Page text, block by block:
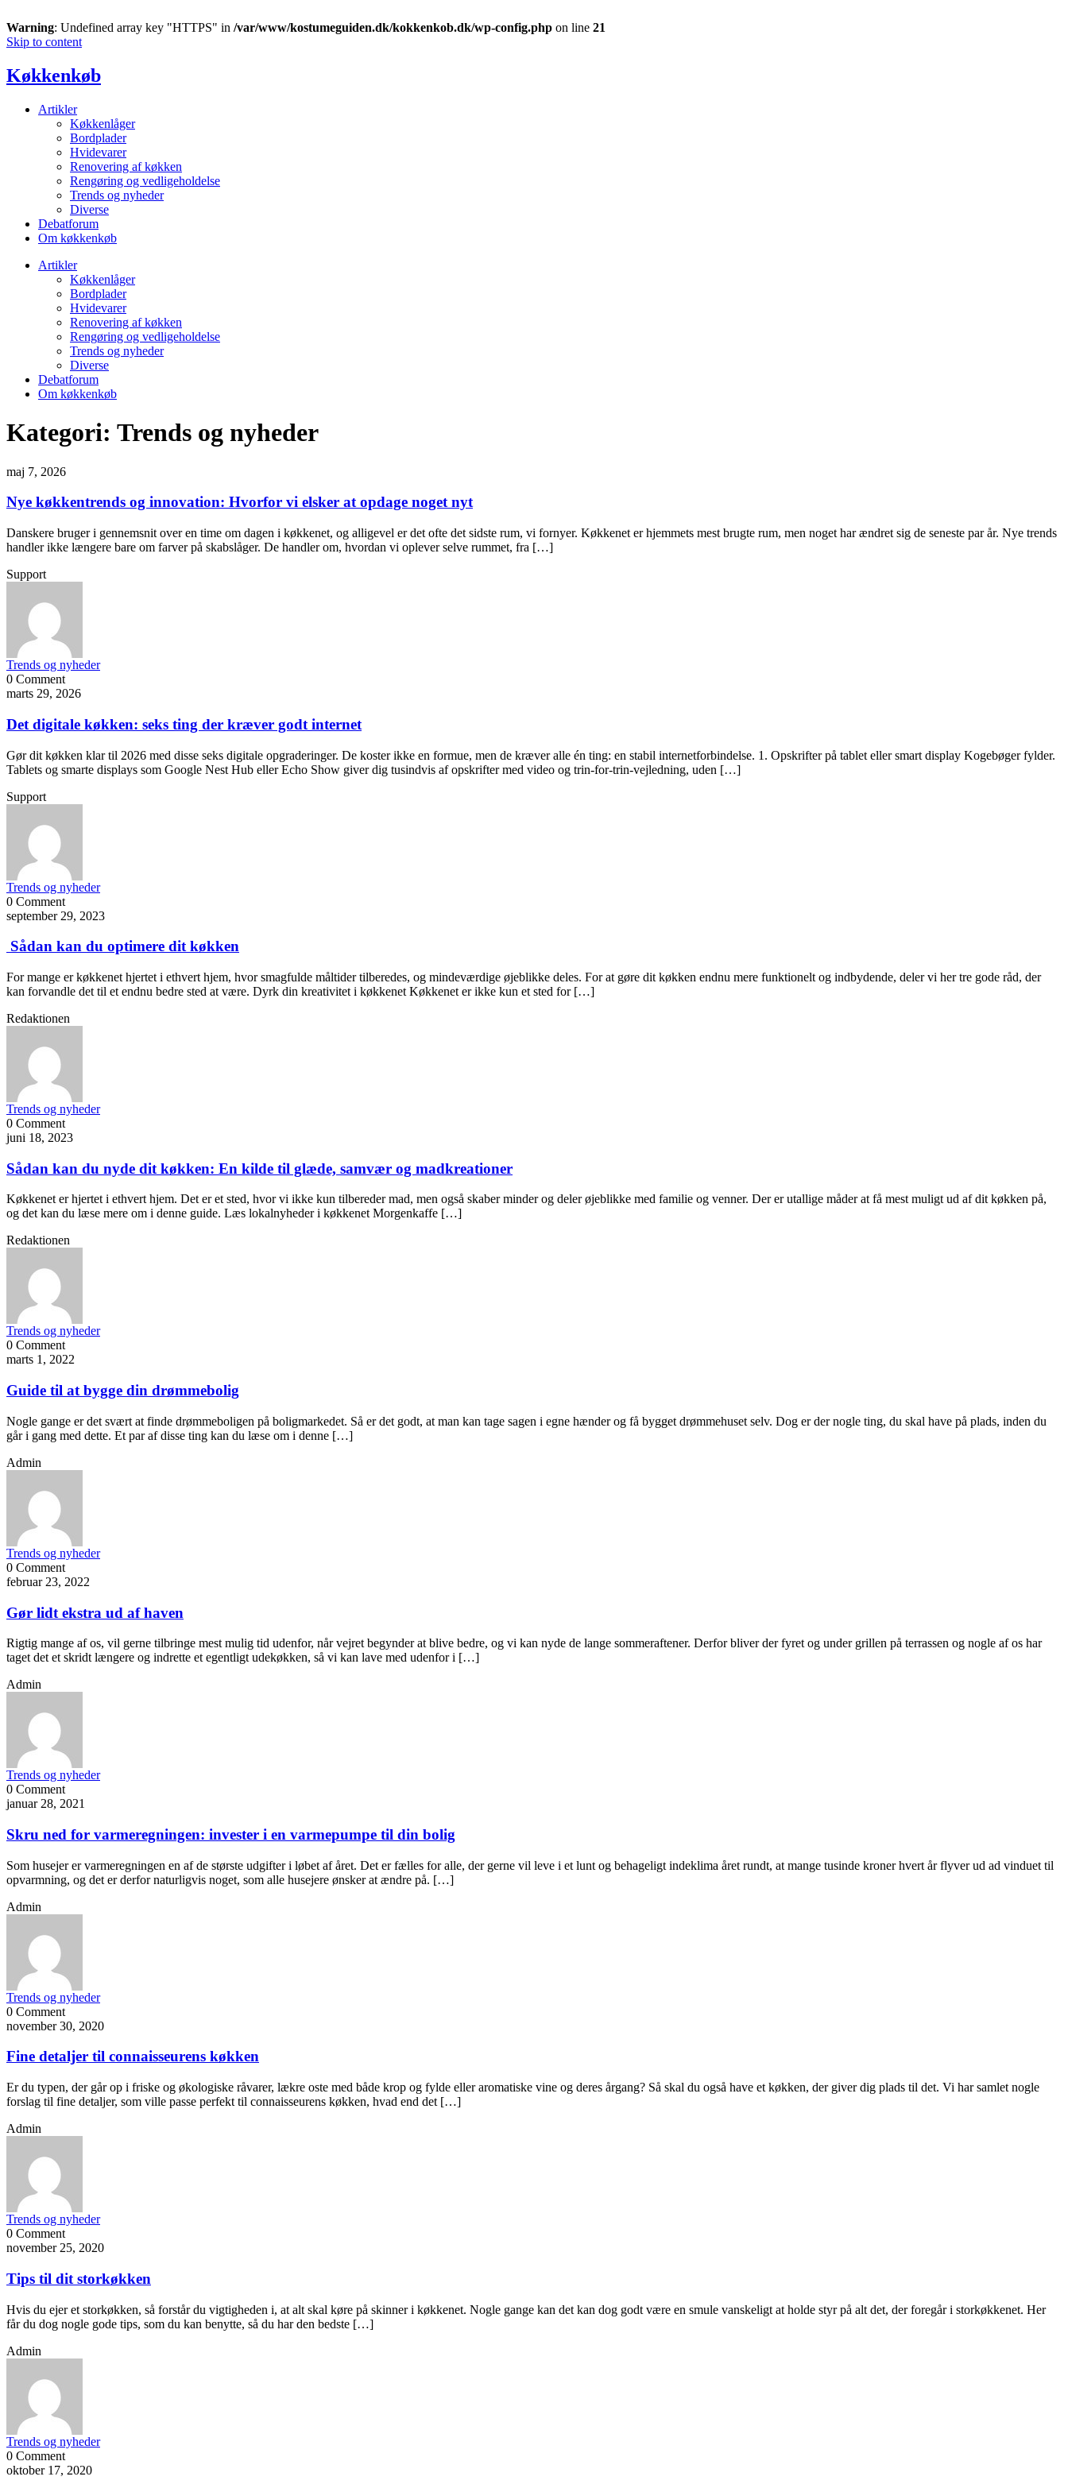
Warning: Undefined array key "HTTPS" in /var/www/kostumeguiden.dk/kokkenkob.dk/wp-config.php on line 21
Skip to content
Køkkenkøb
Artikler
Køkkenlåger
Bordplader
Hvidevarer
Renovering af køkken
Rengøring og vedligeholdelse
Trends og nyheder
Diverse
Debatforum
Om køkkenkøb
Artikler
Køkkenlåger
Bordplader
Hvidevarer
Renovering af køkken
Rengøring og vedligeholdelse
Trends og nyheder
Diverse
Debatforum
Om køkkenkøb
Kategori: Trends og nyheder
maj 7, 2026
Nye køkkentrends og innovation: Hvorfor vi elsker at opdage noget nyt
Danskere bruger i gennemsnit over en time om dagen i køkkenet, og alligevel er det ofte det sidste rum, vi fornyer. Køkkenet er hjemmets mest brugte rum, men noget har ændret sig de seneste par år. Nye trends
handler ikke længere bare om farver på skabslåger. De handler om, hvordan vi oplever selve rummet, fra […]
Support
Trends og nyheder
0 Comment
marts 29, 2026
Det digitale køkken: seks ting der kræver godt internet
Gør dit køkken klar til 2026 med disse seks digitale opgraderinger. De koster ikke en formue, men de kræver alle én ting: en stabil internetforbindelse. 1. Opskrifter på tablet eller smart display Kogebøger fylder.
Tablets og smarte displays som Google Nest Hub eller Echo Show giver dig tusindvis af opskrifter med video og trin-for-trin-vejledning, uden […]
Support
Trends og nyheder
0 Comment
september 29, 2023
Sådan kan du optimere dit køkken
For mange er køkkenet hjertet i ethvert hjem, hvor smagfulde måltider tilberedes, og mindeværdige øjeblikke deles. For at gøre dit køkken endnu mere funktionelt og indbydende, deler vi her tre gode råd, der
kan forvandle det til et endnu bedre sted at være. Dyrk din kreativitet i køkkenet Køkkenet er ikke kun et sted for […]
Redaktionen
Trends og nyheder
0 Comment
juni 18, 2023
Sådan kan du nyde dit køkken: En kilde til glæde, samvær og madkreationer
Køkkenet er hjertet i ethvert hjem. Det er et sted, hvor vi ikke kun tilbereder mad, men også skaber minder og deler øjeblikke med familie og venner. Der er utallige måder at få mest muligt ud af dit køkken på,
og det kan du læse mere om i denne guide. Læs lokalnyheder i køkkenet Morgenkaffe […]
Redaktionen
Trends og nyheder
0 Comment
marts 1, 2022
Guide til at bygge din drømmebolig
Nogle gange er det svært at finde drømmeboligen på boligmarkedet. Så er det godt, at man kan tage sagen i egne hænder og få bygget drømmehuset selv. Dog er der nogle ting, du skal have på plads, inden du
går i gang med dette. Et par af disse ting kan du læse om i denne […]
Admin
Trends og nyheder
0 Comment
februar 23, 2022
Gør lidt ekstra ud af haven
Rigtig mange af os, vil gerne tilbringe mest mulig tid udenfor, når vejret begynder at blive bedre, og vi kan nyde de lange sommeraftener. Derfor bliver der fyret og under grillen på terrassen og nogle af os har
taget det et skridt længere og indrette et egentligt udekøkken, så vi kan lave med udenfor i […]
Admin
Trends og nyheder
0 Comment
januar 28, 2021
Skru ned for varmeregningen: invester i en varmepumpe til din bolig
Som husejer er varmeregningen en af de største udgifter i løbet af året. Det er fælles for alle, der gerne vil leve i et lunt og behageligt indeklima året rundt, at mange tusinde kroner hvert år flyver ud ad vinduet til
opvarmning, og det er derfor naturligvis noget, som alle husejere ønsker at ændre på. […]
Admin
Trends og nyheder
0 Comment
november 30, 2020
Fine detaljer til connaisseurens køkken
Er du typen, der går op i friske og økologiske råvarer, lækre oste med både krop og fylde eller aromatiske vine og deres årgang? Så skal du også have et køkken, der giver dig plads til det. Vi har samlet nogle
forslag til fine detaljer, som ville passe perfekt til connaisseurens køkken, hvad end det […]
Admin
Trends og nyheder
0 Comment
november 25, 2020
Tips til dit storkøkken
Hvis du ejer et storkøkken, så forstår du vigtigheden i, at alt skal køre på skinner i køkkenet. Nogle gange kan det kan dog godt være en smule vanskeligt at holde styr på alt det, der foregår i storkøkkenet. Her
får du dog nogle gode tips, som du kan benytte, så du har den bedste […]
Admin
Trends og nyheder
0 Comment
oktober 17, 2020